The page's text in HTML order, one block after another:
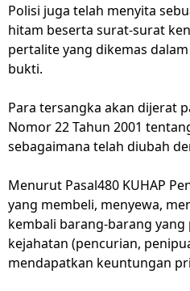
Polisi juga telah menyita
hitam beserta surat-surat
pertalite yang dikemas
bukti.
Para tersangka akan dijerat
Nomor 22 Tahun 2001
sebagaimana telah diubah
Menurut Pasal480 KUHAP
yang membeli, menyewa,
kembali barang-barang
kejahatan (pencurian,
mendapatkan keuntungan